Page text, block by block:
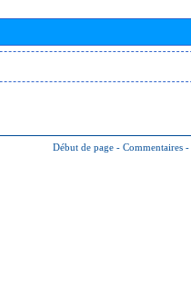
Début de page - Commentaires -